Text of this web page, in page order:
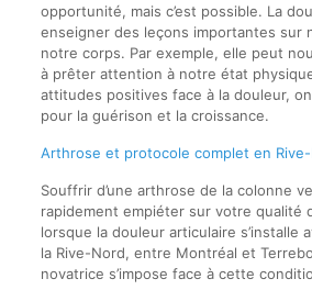
opportunité, mais c’est possible. La
enseigner des leçons importantes sur
notre corps. Par exemple, elle peut
à prêter attention à notre état
attitudes positives face à la douleur,
pour la guérison et la croissance.
Arthrose et protocole complet en
Souffrir d’une arthrose de la colonne
rapidement empiéter sur votre qualité
lorsque la douleur articulaire s’installe
la Rive-Nord, entre Montréal et
novatrice s’impose face à cette